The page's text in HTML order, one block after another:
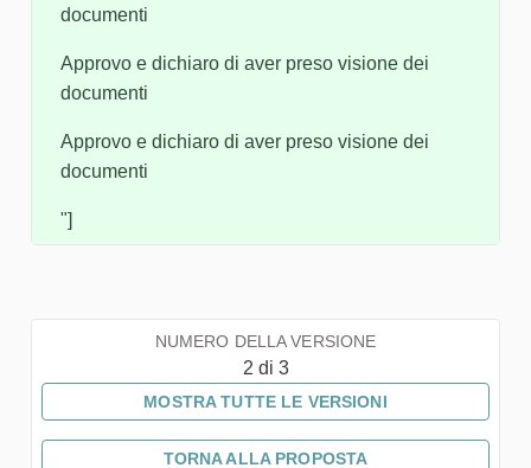
documenti
Approvo e dichiaro di aver preso visione dei
documenti
Approvo e dichiaro di aver preso visione dei
documenti
"]
NUMERO DELLA VERSIONE
2 di 3
MOSTRA TUTTE LE VERSIONI
TORNA ALLA PROPOSTA